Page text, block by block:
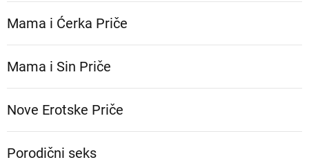
Mama i Ćerka Priče
Mama i Sin Priče
Nove Erotske Priče
Porodični seks